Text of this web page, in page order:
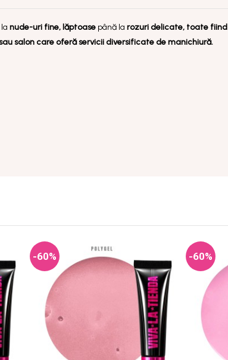
nude-uri fine, lăptoase până la rozuri delicate, toate fiind
salon care oferă servicii diversificate de manichiură.
-60% -60%